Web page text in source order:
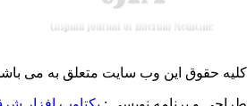
حقوق این وب سایت متعلق بهمی باشد.